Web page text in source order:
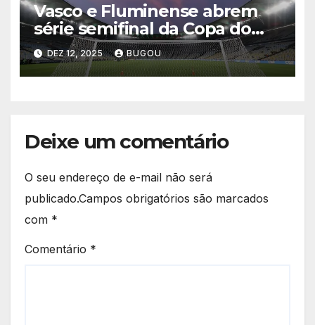
Vasco e Fluminense abrem
série semifinal da Copa do
Brasil nesta quinta-feira
DEZ 12, 2025 BUGOU
Deixe um comentário
O seu endereço de e-mail não será
publicado.Campos obrigatórios são marcados
com *
Comentário *